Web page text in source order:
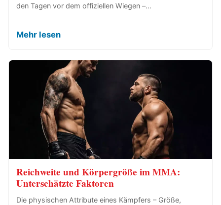
den Tagen vor dem offiziellen Wiegen –…
Mehr lesen
Reichweite und Körpergröße im MMA:
Unterschätzte Faktoren
Die physischen Attribute eines Kämpfers – Größe,